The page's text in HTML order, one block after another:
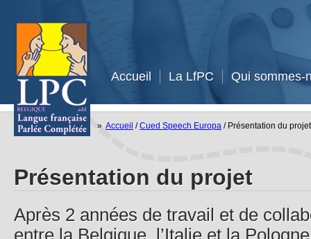
Accueil La LfPC Qui sommes-
» Accueil / Cued Speech Europa /Présentation du
Présentation du projet
Après 2 années de travail et de
entre la Belgique, l’Italie et la